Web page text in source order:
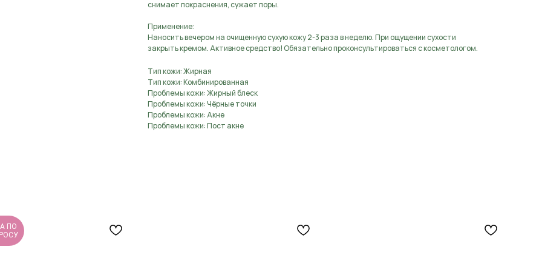
снимает покраснения, сужает поры.
Применение:
Наносить вечером на очищенную сухую кожу 2-3 раза в неделю. При ощущении сухости
закрыть кремом. Активное средство! Обязательно проконсультироваться с косметологом.
Тип кожи: Жирная
Тип кожи: Комбинированная
Проблемы кожи: Жирный блеск
Проблемы кожи: Чёрные точки
Проблемы кожи: Акне
Проблемы кожи: Пост акне
ПО